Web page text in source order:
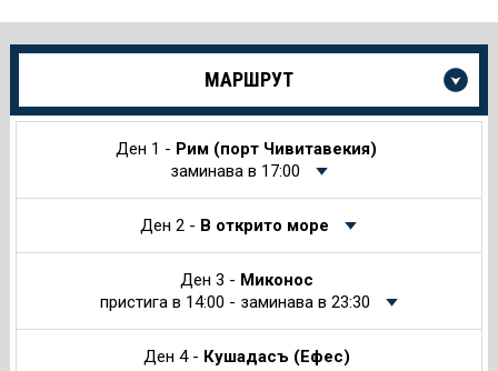
Още
за
МАРШРУТ
Ден 1 - Рим (порт Чивитавекия)
заминава в 17:00
Ден 2 - В открито море
Ден 3 - Миконос
пристига в 14:00 - заминава в 23:30
Ден 4 - Кушадасъ (Ефес)